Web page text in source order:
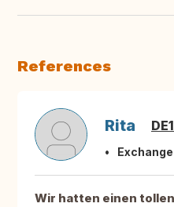
References
Rita
Wir hatten einen